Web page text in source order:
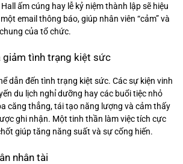
ấm cúng hay lễ kỷ niệm thành lập sẽ hiệu
email thông báo, giúp nhân viên “cảm” và
của tổ chức.
giảm tình trạng kiệt sức
dẫn đến tình trạng kiệt sức. Các sự kiện vinh
du lịch nghỉ dưỡng hay các buổi tiệc nhỏ
căng thẳng, tái tạo năng lượng và cảm thấy
ghi nhận. Một tinh thần làm việc tích cực
giúp tăng năng suất và sự cống hiến.
nhân tài